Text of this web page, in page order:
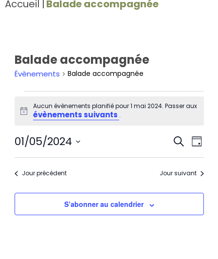
Accueil Balade accompagnée
Balade accompagnée
Évènements Balade accompagnée
Notice
Aucun évènements planifié pour 1 mai 2024. Passer aux
évènements suivants .
et
de
vues
Recherche
de
Jour
01/05/2024
date.
Jour précédent Jour suivant
S’abonner au calendrier